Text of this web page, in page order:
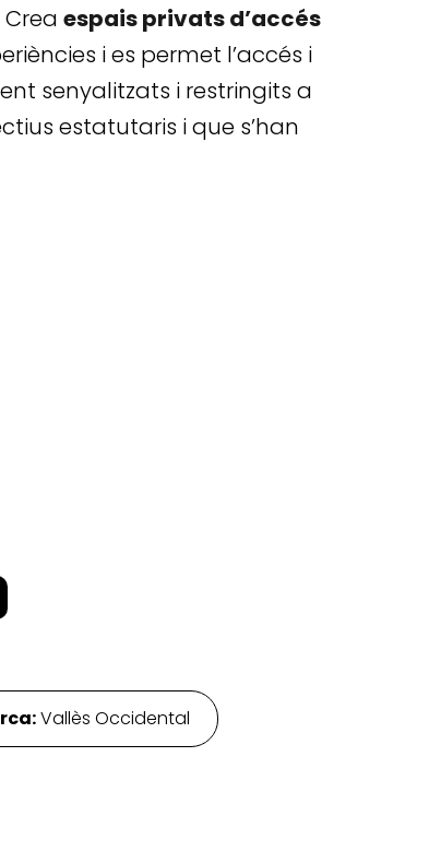
espais privats d’accés
i es permet l’accés i
senyalitzats i restringits a
estatutaris i que s’han
Vallès Occidental